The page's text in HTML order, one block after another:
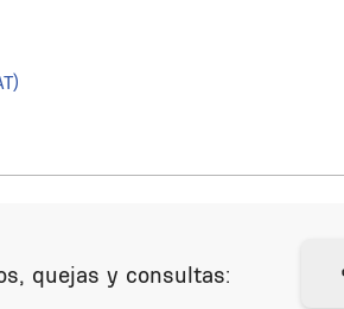
quejas y consultas: